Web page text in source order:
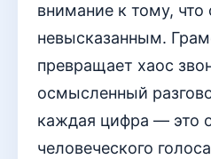
внимание к тому, что
невысказанным.
превращает хаос
осмысленный
каждая цифра — это
человеческого